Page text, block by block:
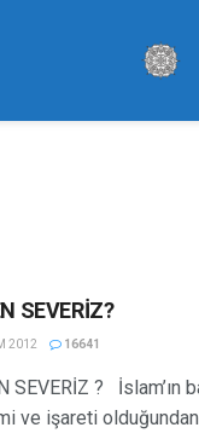
SEVERİZ?
2012 16641
SEVERİZ ?
ve işareti olduğundan.